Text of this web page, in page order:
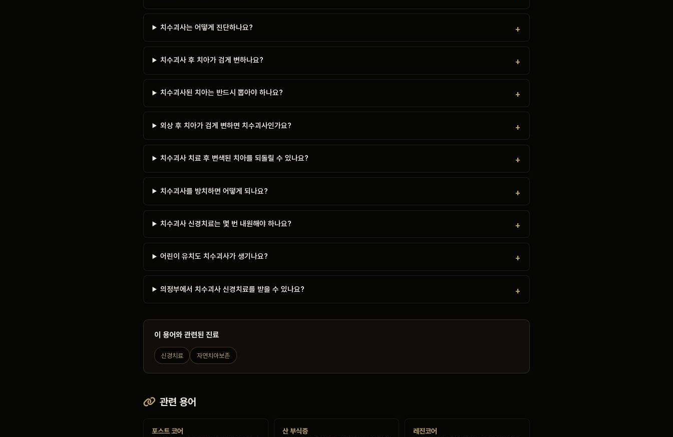
치수괴사는 어떻게 진단하나요?
치수괴사 후 치아가 검게 변하나요?
치수괴사된 치아는 반드시 뽑아야 하나요?
외상 후 치아가 검게 변하면 치수괴사인가요?
치수괴사 치료 후 변색된 치아를 되돌릴 수 있나요?
치수괴사를 방치하면 어떻게 되나요?
치수괴사 신경치료는 몇 번 내원해야 하나요?
어린이 유치도 치수괴사가 생기나요?
의정부에서 치수괴사 신경치료를 받을 수 있나요?
이 용어와 관련된 진료
신경치료 자연치아보존
관련 용어
포스트 코어 산 부식증 레진코어